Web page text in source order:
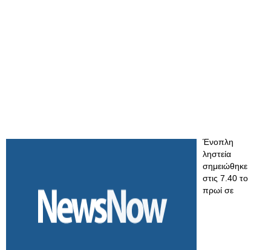
Ένοπλη
ληστεία
σημειώθηκε
στις 7.40 το
πρωί σε